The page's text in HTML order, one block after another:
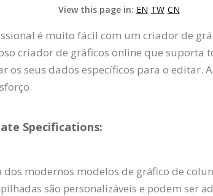
View this page in: EN TW CN
é muito fácil com um criador de
criador de gráficos online que suporta
os seus dados específicos para o editar.
Specifications:
modernos modelos de gráfico de
são personalizáveis e podem ser